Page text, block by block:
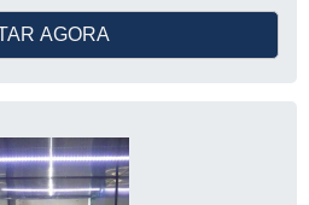
incluir recursos como
para
AGORA